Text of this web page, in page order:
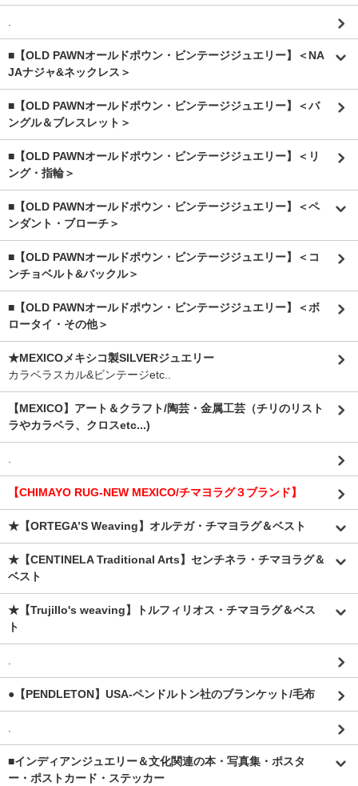
.
■【OLD PAWNオールドポウン・ビンテージジュエリー】＜NA
JAナジャ&ネックレス＞
■【OLD PAWNオールドポウン・ビンテージジュエリー】＜バ
ングル＆ブレスレット＞
■【OLD PAWNオールドポウン・ビンテージジュエリー】＜リ
ング・指輪＞
■【OLD PAWNオールドポウン・ビンテージジュエリー】＜ペ
ンダント・ブローチ＞
■【OLD PAWNオールドポウン・ビンテージジュエリー】＜コ
ンチョベルト&バックル＞
■【OLD PAWNオールドポウン・ビンテージジュエリー】＜ボ
ロータイ・その他＞
★MEXICOメキシコ製SILVERジュエリー
カラベラスカル&ビンテージetc..
【MEXICO】アート＆クラフト/陶芸・金属工芸（チリのリスト
ラやカラベラ、クロスetc...)
.
【CHIMAYO RUG-NEW MEXICO/チマヨラグ３ブランド】
★【ORTEGA’S Weaving】オルテガ・チマヨラグ＆ベスト
★【CENTINELA Traditional Arts】センチネラ・チマヨラグ＆
ベスト
★【Trujillo's weaving】トルフィリオス・チマヨラグ＆ベス
ト
.
●【PENDLETON】USA-ペンドルトン社のブランケット/毛布
.
■インディアンジュエリー＆文化関連の本・写真集・ポスタ
ー・ポストカード・ステッカー